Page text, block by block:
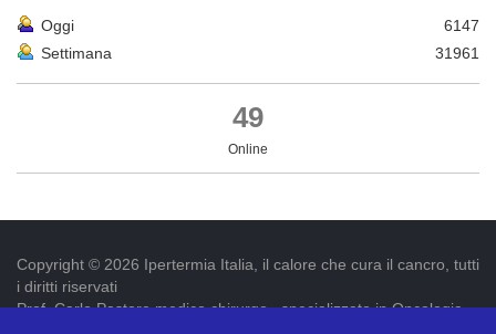
Oggi
6147
Settimana
31961
49
Online
Copyright © 2026 Ipertermia Italia, il calore che cura il cancro, tutti
i diritti riservati
Prof. Carlo Pastore medico chirurgo , specializzato in Oncologia.